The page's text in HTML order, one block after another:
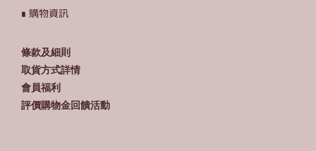
∎ 購物資訊
條款及細則
取貨方式詳情
會員福利
評價購物金回饋活動